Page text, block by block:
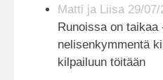
Matti ja Liisa 29/07/
Runoissa on taikaa
nelisenkymmentä
kilpailuun töitään